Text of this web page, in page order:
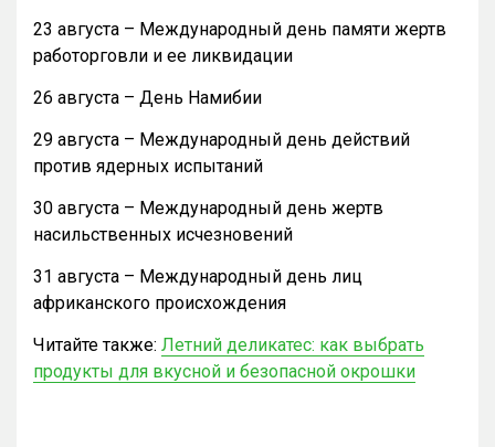
23 августа – Международный день памяти жертв
работорговли и ее ликвидации
26 августа – День Намибии
29 августа – Международный день действий
против ядерных испытаний
30 августа – Международный день жертв
насильственных исчезновений
31 августа – Международный день лиц
африканского происхождения
Читайте также: Летний деликатес: как выбрать
продукты для вкусной и безопасной окрошки